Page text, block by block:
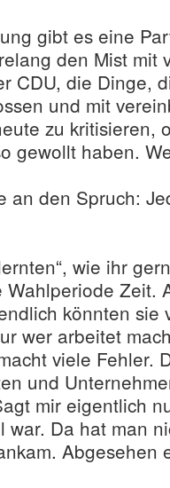
gibt es eine
den Mist mit
CDU, die Dinge,
und mit
zu kritisieren,
gewollt haben.
an den Spruch:
wie ihr
Zeit.
könnten sie
wer arbeitet
viele Fehler.
und
mir eigentlich
war. Da hat man
Abgesehen